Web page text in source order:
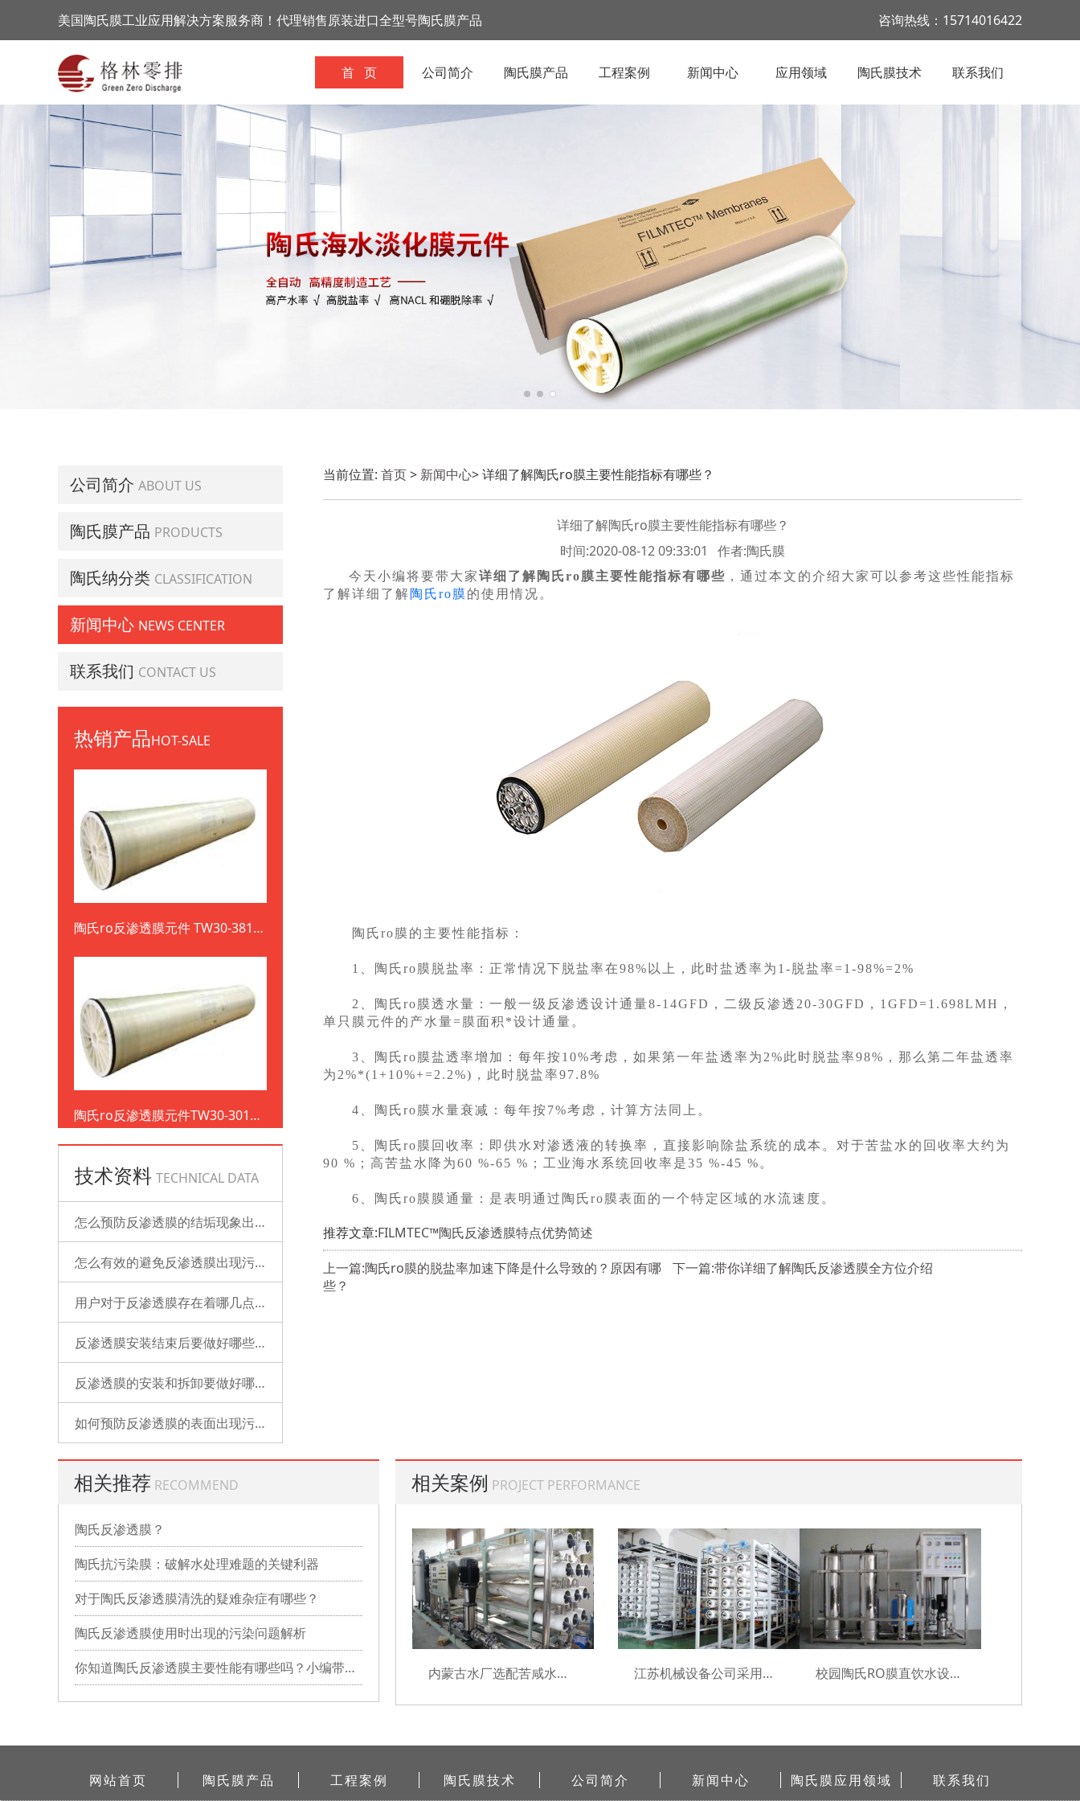
美国陶氏膜工业应用解决方案服务商！代理销售原装进口全型号陶氏膜产品 咨询热线：15714016422
首 页 公司简介 陶氏膜产品 工程案例 新闻中心 应用领域 陶氏膜技术 联系我们
公司简介 ABOUT US
陶氏膜产品 PRODUCTS
陶氏纳分类 CLASSIFICATION
新闻中心 NEWS CENTER
联系我们 CONTACT US
热销产品HOT-SALE
陶氏ro反渗透膜元件 TW30-3812-
陶氏ro反渗透膜元件TW30-3012-
500
技术资料 TECHNICAL DATA
怎么预防反渗透膜的结垢现象出现？
怎么有效的避免反渗透膜出现污染？
用户对于反渗透膜存在着哪几点误解？
反渗透膜安装结束后要做好哪些检查的工作？
反渗透膜的安装和拆卸要做好哪些准备？
如何预防反渗透膜的表面出现污染？
当前位置: 首页> 新闻中心> 详细了解陶氏ro膜主要性能指标有哪些？
详细了解陶氏ro膜主要性能指标有哪些？
时间:2020-08-12 09:33:01 作者:陶氏膜
今天小编将要带大家详细了解陶氏ro膜主要性能指标有哪些 ，通过本文的介绍大家可以参考这些性能指标
了解详细了解 陶氏ro膜的使用情况。
陶氏ro膜的主要性能指标：
1、陶氏ro膜脱盐率：正常情况下脱盐率在98%以上，此时盐透率为1-脱盐率=1-98%=2%
2、陶氏ro膜透水量：一般一级反渗透设计通量8-14GFD，二级反渗透20-30GFD，1GFD=1.698LMH，
单只膜元件的产水量=膜面积*设计通量。
3、陶氏ro膜盐透率增加：每年按10%考虑，如果第一年盐透率为2%此时脱盐率98%，那么第二年盐透率
为2%*(1+10%+=2.2%)，此时脱盐率97.8%
4、陶氏ro膜水量衰减：每年按7%考虑，计算方法同上。
5、陶氏ro膜回收率：即供水对渗透液的转换率，直接影响除盐系统的成本。对于苦盐水的回收率大约为
90 %；高苦盐水降为60 %-65 %；工业海水系统回收率是35 %-45 %。
6、陶氏ro膜膜通量：是表明通过陶氏ro膜表面的一个特定区域的水流速度。
推荐文章:FILMTEC™陶氏反渗透膜特点优势简述
上一篇:陶氏ro膜的脱盐率加速下降是什么导致的？原因有哪
些？
下一篇:带你详细了解陶氏反渗透膜全方位介绍
相关推荐 RECOMMEND
陶氏反渗透膜？
陶氏抗污染膜：破解水处理难题的关键利器
对于陶氏反渗透膜清洗的疑难杂症有哪些？
陶氏反渗透膜使用时出现的污染问题解析
你知道陶氏反渗透膜主要性能有哪些吗？小编带你详细了解
相关案例 PROJECT PERFORMANCE
内蒙古水厂选配苦咸水膜元件项目 江苏机械设备公司采用美国DOW膜成功案例 校园陶氏RO膜直饮水设备耗材采购及安装项目
网站首页 陶氏膜产品 工程案例 陶氏膜技术 公司简介 新闻中心 陶氏膜应用领域 联系我们